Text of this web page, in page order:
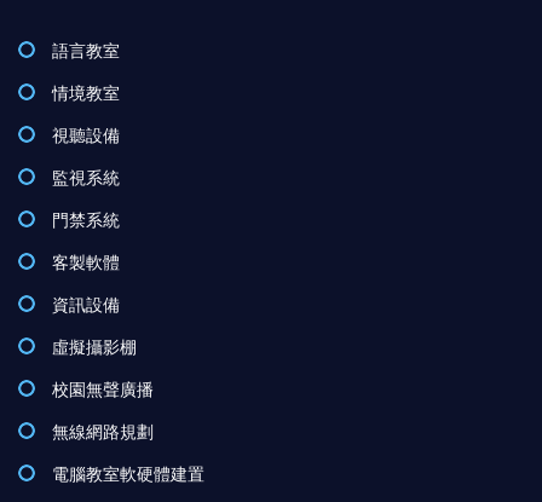
語言教室
情境教室
視聽設備
監視系統
門禁系統
客製軟體
資訊設備
虛擬攝影棚
校園無聲廣播
無線網路規劃
電腦教室軟硬體建置